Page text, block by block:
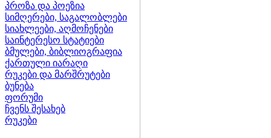
პროზა და პოეზია
სიმღერები, საგალობლები
სიახლეები, აღმოჩენები
საინტერესო სტატიები
ბმულები, ბიბლიოგრაფია
ქართული იარაღი
რუკები და მარშრუტები
ბუნება
ფორუმი
ჩვენს შესახებ
რუკები